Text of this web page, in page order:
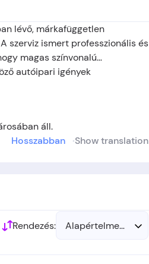
lévő, márkafüggetlen
szerviz ismert professzionális és
magas színvonalú
autóipari igények
áll.
Hosszabban Show translation
Rendezés: Alapértelmezett